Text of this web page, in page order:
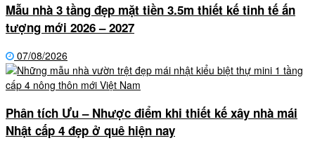
Mẫu nhà 3 tầng đẹp mặt tiền 3.5m thiết kế tinh tế ấn
tượng mới 2026 – 2027
07/08/2026
Phân tích Ưu – Nhược điểm khi thiết kế xây nhà mái
Nhật cấp 4 đẹp ở quê hiện nay